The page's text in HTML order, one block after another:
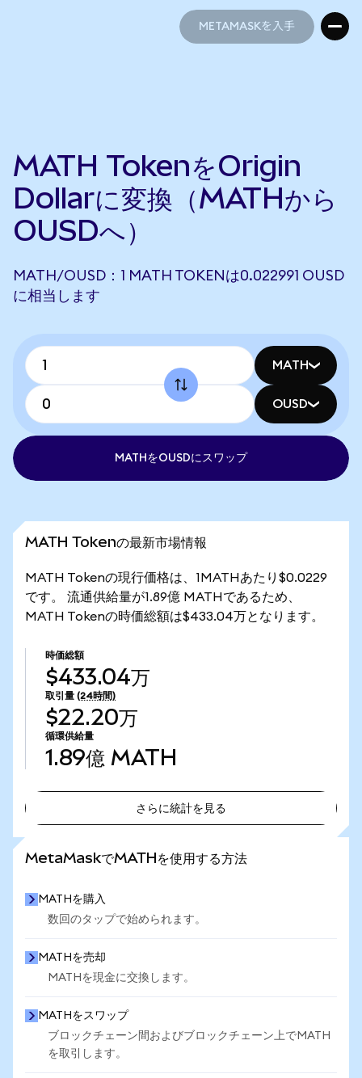
METAMASKを入手
MATH TokenをOrigin
Dollarに変換（MATHから
OUSDへ）
MATH/OUSD：1 MATH TOKENは0.022991 OUSD
に相当します
MATH
OUSD
MATHをOUSDにスワップ
MATH Tokenの最新市場情報
MATH Tokenの現行価格は、1MATHあたり$0.0229
です。 流通供給量が1.89億 MATHであるため、
MATH Tokenの時価総額は$433.04万となります。
時価総額
$433.04万
取引量 (24時間)
$22.20万
循環供給量
1.89億 MATH
さらに統計を見る
MetaMaskでMATHを使用する方法
MATHを購入
数回のタップで始められます。
MATHを売却
MATHを現金に交換します。
MATHをスワップ
ブロックチェーン間およびブロックチェーン上でMATH
を取引します。